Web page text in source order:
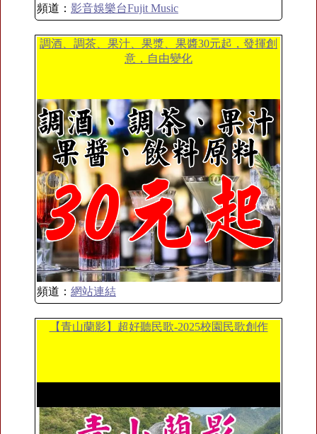
頻道： 影音娛樂台Fujit Music
調酒、調茶、果汁、果漿、果醬30元起，發揮創
意，自由變化
頻道： 網站連結
【青山蘭影】超好聽民歌-2025校園民歌創作